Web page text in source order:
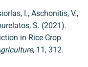
I., Aschonitis, V.,
S. (2021).
in Rice Crop
, 11, 312.